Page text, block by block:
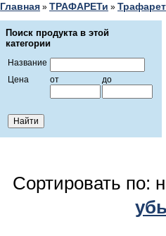
Главная » ТРАФАРЕТи »
Поиск продукта в этой
категории
Название
Цена
от до
Сортировать по: